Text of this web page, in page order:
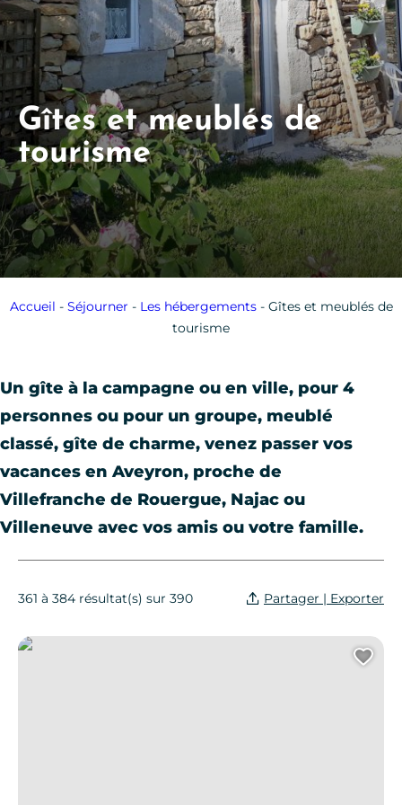
Gîtes et meublés de
tourisme
Accueil - Séjourner - Les hébergements- Gîtes et meublés de
tourisme
Un gîte à la campagne ou en ville, pour 4
personnes ou pour un groupe, meublé
classé, gîte de charme, venez passer vos
vacances en Aveyron, proche de
Villefranche de Rouergue, Najac ou
Villeneuve avec vos amis ou votre famille.
361 à 384 résultat(s) sur 390 Partager | Exporter
Gîte à la Ferme